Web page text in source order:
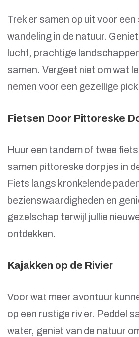
Trek er samen op uit voor een
wandeling in de natuur.
lucht, prachtige
samen. Vergeet niet om wat
nemen voor een gezellige
Fietsen Door Pittoreske
Huur een tandem of twee
samen pittoreske dorpjes in
Fiets langs kronkelende
bezienswaardigheden en
gezelschap terwijl jullie
ontdekken.
Kajakken op de Rivier
Voor wat meer avontuur
op een rustige rivier. Peddel
water, geniet van de natuur